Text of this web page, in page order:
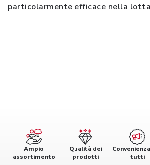
particolarmente efficace nella lotta
Ampio
assortimento
Qualità dei
prodotti
tutti